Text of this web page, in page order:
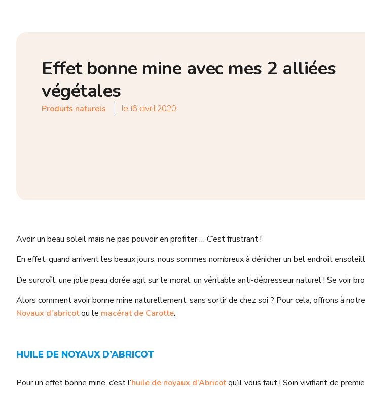
Effet bonne mine avec mes 2 alliées
végétales
Produits naturels le 16 avril 2020
Avoir un beau soleil mais ne pas pouvoir en profiter … C’est frustrant !
En effet, quand arrivent les beaux jours, nous sommes nombreux à dénicher un bel endroit
De surcroît, une jolie peau dorée agit sur le moral, un véritable anti-dépresseur naturel ! Se voir
Alors comment avoir bonne mine naturellement, sans sortir de chez soi ? Pour cela, offrons à
Noyaux d’abricotou le macérat de Carotte.
HUILE DE NOYAUX D’ABRICOT
Pour un effet bonne mine, c’est l’huile de noyaux d’Abricotqu’il vous faut ! Soin vivifiant de